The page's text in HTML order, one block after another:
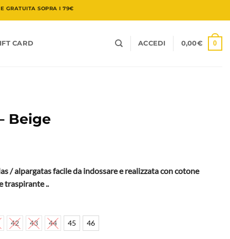
GRATUITA SOPRA I 79€
CARD ACCEDI 0,00€ 0
Beige
/ alpargatas facile da indossare e realizzata con cotone
traspirante ..
42 43 44 45 46